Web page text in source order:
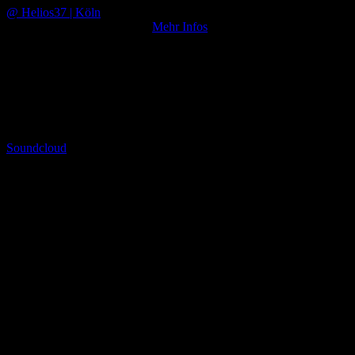
@ Helios37 | Köln
Mehr Infos
Soundcloud